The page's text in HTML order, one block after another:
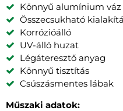
Könnyű alumínium váz
Összecsukható
Korrózióálló
UV-álló huzat
Légáteresztő anyag
Könnyű tisztítás
Csúszásmentes lábak
Műszaki adatok: